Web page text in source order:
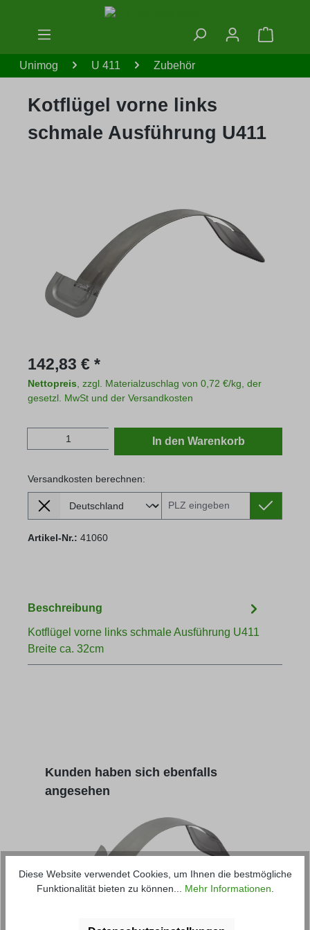
Zum Hauptinhalt springen
Unimog U 411 Zubehör
Kotflügel vorne links
schmale Ausführung U411
Regulärer Preis:
142,83 € *
Nettopreis , zzgl. Materialzuschlag von 0,72 €/kg, der
gesetzl. MwSt und der Versandkosten
Produkt Anzahl: Gib den gewünschten
In den Warenkorb
Versandkosten berechnen:
Lieferland
Versandkosten berechnen:
Artikel-Nr.: 41060
Beschreibung
Kotflügel vorne links schmale Ausführung U411
Breite ca. 32cm
Produktgalerie überspringen
Kunden haben sich ebenfalls
angesehen
Diese Website verwendet Cookies, um Ihnen die bestmögliche
Funktionalität bieten zu können... Mehr Informationen